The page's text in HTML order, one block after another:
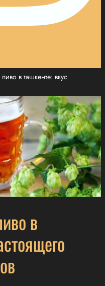
в ташкенте: вкус
в